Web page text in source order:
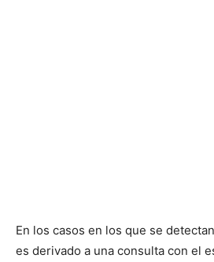
En los casos en los que se
es derivado a una consulta con el